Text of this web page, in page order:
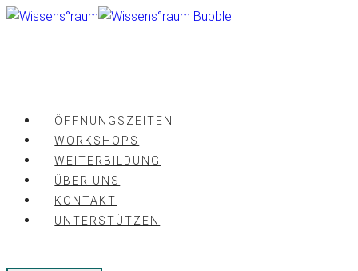
Zum
ÖFFNUNGSZEITEN
WORKSHOPS
WEITERBILDUNG
ÜBER UNS
KONTAKT
UNTERSTÜTZEN